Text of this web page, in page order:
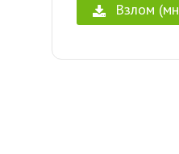
Взлом